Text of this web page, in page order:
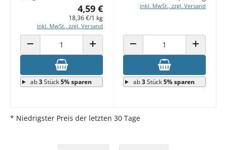
4,59 €
18,36 €/1 kg
inkl. MwSt., zzgl. Versand
ANZAHL VERRINGERN ANZAHL ERHÖHEN
ab3Stück5% sparen
inkl. MwSt., zzgl. Versand
ANZAHL VERRINGERN ANZAHL
ab3Stück5% sparen
* Niedrigster Preis der letzten 30 Tage